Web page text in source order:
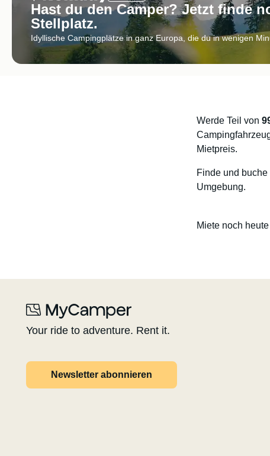
Hast du den Camper? Jetzt finde
Stellplatz.
Idyllische Campingplätze in ganz Europa, die du in wenigen
Werde Teil von
Mietpreis.
Finde und
Umgebung.
Miete noch
Your ride to adventure. Rent it.
Newsletter abonnieren